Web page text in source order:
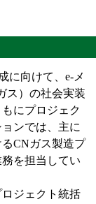
に向けて、e-メ
ス）の社会実装
にプロジェク
ンでは、主に
CNガス製造プ
を担当してい
ジェクト統括